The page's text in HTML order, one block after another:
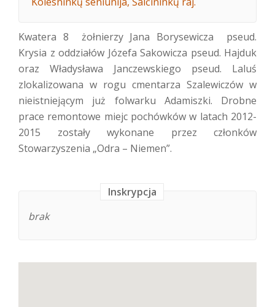
Kwatera 8 żołnierzy Jana Borysewicza pseud.
Krysia z oddziałów Józefa Sakowicza pseud. Hajduk
oraz Władysława Janczewskiego pseud. Laluś
zlokalizowana w rogu cmentarza Szalewiczów w
nieistniejącym już folwarku Adamiszki. Drobne
prace remontowe miejc pochówków w latach 2012-
2015 zostały wykonane przez członków
Stowarzyszenia „Odra – Niemen”.
Inskrypcja
brak